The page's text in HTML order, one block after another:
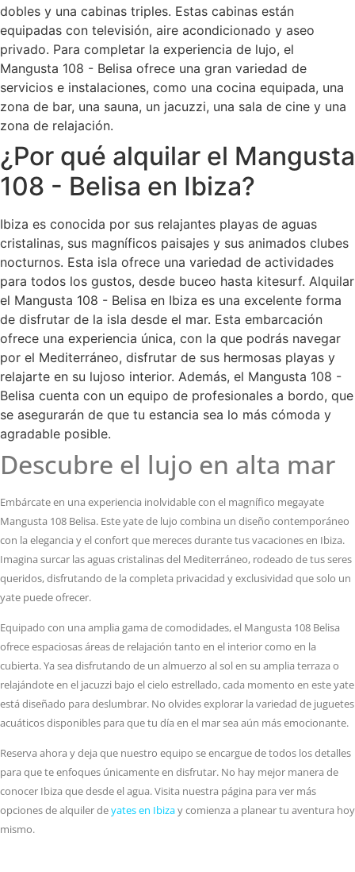
dobles y una cabinas triples. Estas cabinas están
equipadas con televisión, aire acondicionado y aseo
privado. Para completar la experiencia de lujo, el
Mangusta 108 - Belisa ofrece una gran variedad de
servicios e instalaciones, como una cocina equipada, una
zona de bar, una sauna, un jacuzzi, una sala de cine y una
zona de relajación.
¿Por qué alquilar el Mangusta
108 - Belisa en Ibiza?
Ibiza es conocida por sus relajantes playas de aguas
cristalinas, sus magníficos paisajes y sus animados clubes
nocturnos. Esta isla ofrece una variedad de actividades
para todos los gustos, desde buceo hasta kitesurf. Alquilar
el Mangusta 108 - Belisa en Ibiza es una excelente forma
de disfrutar de la isla desde el mar. Esta embarcación
ofrece una experiencia única, con la que podrás navegar
por el Mediterráneo, disfrutar de sus hermosas playas y
relajarte en su lujoso interior. Además, el Mangusta 108 -
Belisa cuenta con un equipo de profesionales a bordo, que
se asegurarán de que tu estancia sea lo más cómoda y
agradable posible.
Descubre el lujo en alta mar
Embárcate en una experiencia inolvidable con el magnífico megayate
Mangusta 108 Belisa. Este yate de lujo combina un diseño contemporáneo
con la elegancia y el confort que mereces durante tus vacaciones en Ibiza.
Imagina surcar las aguas cristalinas del Mediterráneo, rodeado de tus seres
queridos, disfrutando de la completa privacidad y exclusividad que solo un
yate puede ofrecer.
Equipado con una amplia gama de comodidades, el Mangusta 108 Belisa
ofrece espaciosas áreas de relajación tanto en el interior como en la
cubierta. Ya sea disfrutando de un almuerzo al sol en su amplia terraza o
relajándote en el jacuzzi bajo el cielo estrellado, cada momento en este yate
está diseñado para deslumbrar. No olvides explorar la variedad de juguetes
acuáticos disponibles para que tu día en el mar sea aún más emocionante.
Reserva ahora y deja que nuestro equipo se encargue de todos los detalles
para que te enfoques únicamente en disfrutar. No hay mejor manera de
conocer Ibiza que desde el agua. Visita nuestra página para ver más
opciones de alquiler deyates en Ibizay comienza a planear tu aventura hoy
mismo.